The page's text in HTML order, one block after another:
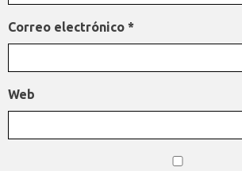
Correo electrónico *
Web